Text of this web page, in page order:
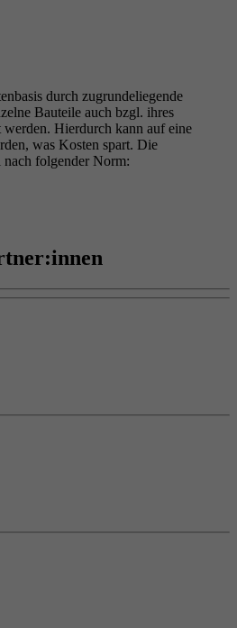
durch zugrundeliegende
Bauteile auch bzgl. ihres
Hierdurch kann auf eine
was Kosten spart. Die
folgender Norm: